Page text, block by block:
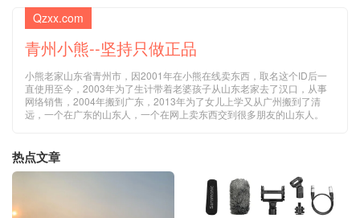
Qzxx.com
青州小熊--坚持只做正品
小熊老家山东省青州市，因2001年在小熊在线卖东西，取名这个ID后一
直使用至今，2003年为了生计带着老婆孩子从山东老家去了汉口，从事
网络销售，2004年搬到广东，2013年为了女儿上学又从广州搬到了清
远，一个在广东的山东人，一个在网上卖东西交到很多朋友的山东人。
热点文章